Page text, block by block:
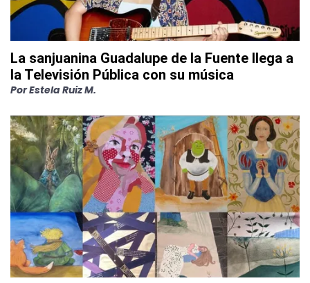
La sanjuanina Guadalupe de la Fuente llega a
la Televisión Pública con su música
PorEstela Ruiz M.